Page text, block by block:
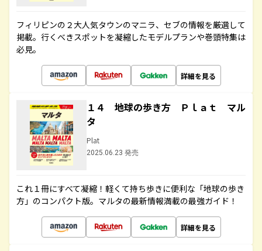
フィリピンの２大人気タウンのマニラ、セブの情報を厳選して
掲載。行くべきスポットを凝縮したモデルプランや巻頭特集は
必見。
詳細を見る
１４ 地球の歩き方 Ｐｌａｔ マル
タ
Plat
2025.06.23 発売
これ１冊にすべて凝縮！軽くて持ち歩きに便利な「地球の歩き
方」のコンパクト版。マルタの最新情報満載の最強ガイド！
詳細を見る